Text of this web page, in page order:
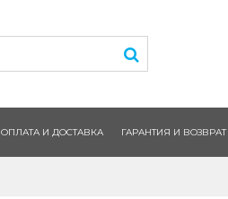
ОПЛАТА И ДОСТАВКА ГАРАНТИЯ И ВОЗВРАТ